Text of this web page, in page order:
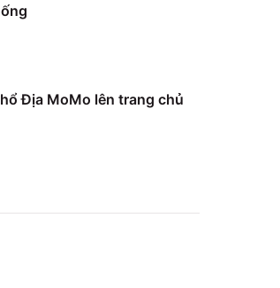
Địa MoMo lên trang chủ